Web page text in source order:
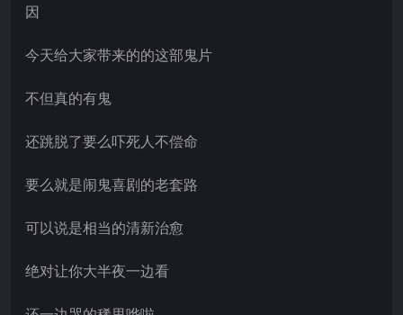
因
今天给大家带来的的这部鬼片
不但真的有鬼
还跳脱了要么吓死人不偿命
要么就是闹鬼喜剧的老套路
可以说是相当的清新治愈
绝对让你大半夜一边看